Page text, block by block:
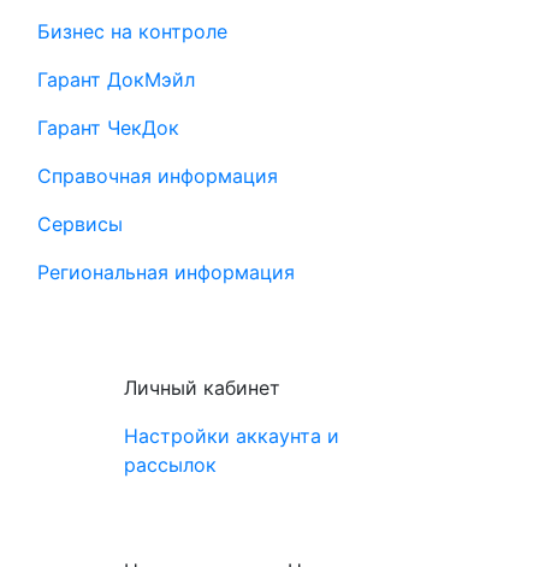
Бизнес на контроле
Гарант ДокМэйл
Гарант ЧекДок
Справочная информация
Сервисы
Региональная информация
Личный кабинет
Настройки аккаунта и
рассылок